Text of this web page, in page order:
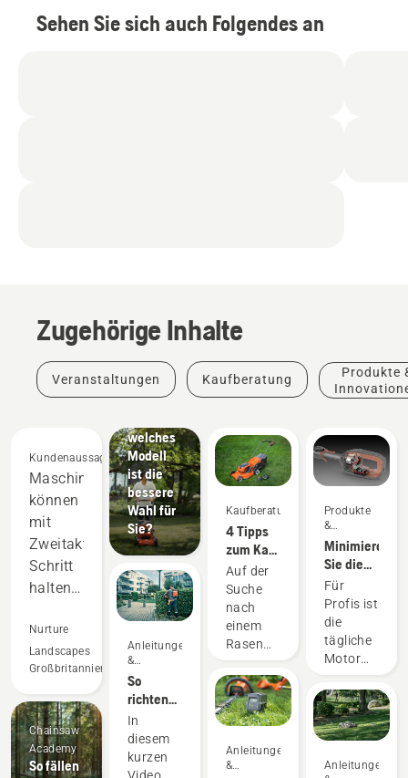
Sehen Sie sich auch Folgendes an
Zugehörige Inhalte
Veranstaltungen Kaufberatung
Produkte
Kundenaussagen
Maschinen
können
mit
Zweitaktgeräten
Schritt
halten
übertreffen
sie
sogar
in
vielen
Bereichen.
Wir
Nurture
Landscapes
Großbritannien
Chainsaw
Academy
So fällen
im
Vergleich
zu
Benzin-
Rasenmähern
welches
Modell
ist die
bessere
Wahl für
Sie?
Anleitungen
&
Leitfäden
So
richten
Sie den
Akku-
Rucksack
richtig
In
diesem
kurzen
Kaufberatung
4 Tipps
zum Kauf
eines
Rasenmähers
Auf der
Suche
nach
einem
Rasenmäher?
folgende
Dinge
sollten
vor dem
Kauf
Anleitungen
&
Produkte
&
Innovationen
Minimieren
Sie die
Wartung
mit
Akkugeräten
Für
Profis ist
die
tägliche
und
kann
Arbeit
Anleitungen